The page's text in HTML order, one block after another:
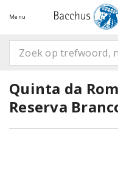
Menu
Quinta da
Reserva